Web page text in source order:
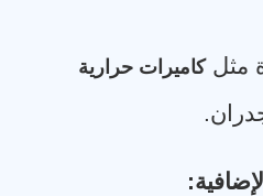
مثلكاميرات حرارية
.
: